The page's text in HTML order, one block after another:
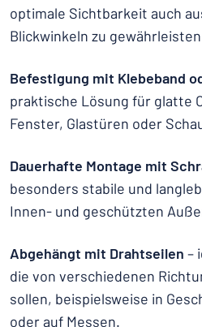
optimale Sichtbarkeit auch
Blickwinkeln zu
Befestigung mit Klebeband
praktische Lösung für glatte
Fenster, Glastüren oder
Dauerhafte Montage mit
besonders stabile und
Innen- und geschützten
Abgehängt mit Drahtseilen –
die von verschiedenen
sollen, beispielsweise in
oder auf Messen.